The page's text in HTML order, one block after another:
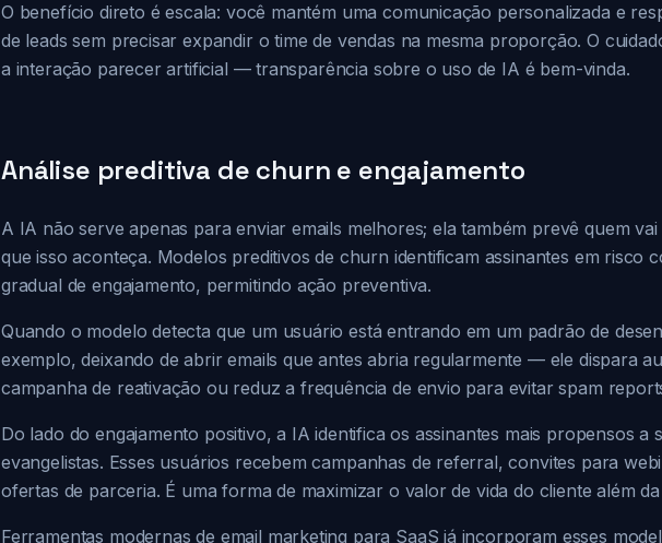
O benefício direto é escala: você mantém uma comunicação personalizada e
de leads sem precisar expandir o time de vendas na mesma proporção. O
a interação parecer artificial — transparência sobre o uso de IA é bem-vinda.
Análise preditiva de churn e engajamento
A IA não serve apenas para enviar emails melhores; ela também prevê quem
que isso aconteça. Modelos preditivos de churn identificam assinantes em risco
gradual de engajamento, permitindo ação preventiva.
Quando o modelo detecta que um usuário está entrando em um padrão de
exemplo, deixando de abrir emails que antes abria regularmente — ele dispara
campanha de reativação ou reduz a frequência de envio para evitar spam
Do lado do engajamento positivo, a IA identifica os assinantes mais propensos a
evangelistas. Esses usuários recebem campanhas de referral, convites para
ofertas de parceria. É uma forma de maximizar o valor de vida do cliente além
Ferramentas modernas de email marketing para SaaS já incorporam esses